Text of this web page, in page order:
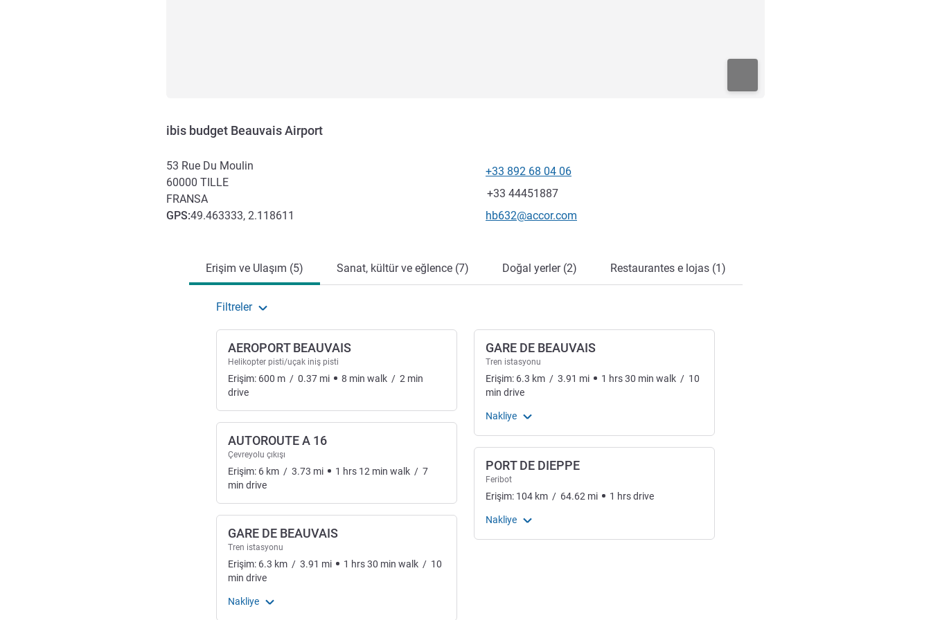
ibis budget Beauvais Airport
53 Rue Du Moulin
60000 TILLE
FRANSA
GPS:49.463333, 2.118611
Telefon
+33 892 68 04 06
Faks
+33 44451887
İletişim için e-posta
hb632@accor.com
Erişim ve Ulaşım (5) Sanat, kültür ve eğlence (7) Doğal yerler (2) Restaurantes e lojas (1)
Filtreler
AEROPORT BEAUVAIS
Helikopter pisti/uçak iniş pisti
Erişim: 600 m / 0.37 mi 8 min walk / 2 min
drive
AUTOROUTE A 16
Çevreyolu çıkışı
Erişim: 6 km / 3.73 mi 1 hrs 12 min walk / 7
min drive
GARE DE BEAUVAIS
Tren istasyonu
Erişim: 6.3 km / 3.91 mi 1 hrs30 min walk / 10
min drive
Nakliye
GARE DE BEAUVAIS
Tren istasyonu
Erişim: 6.3 km / 3.91 mi 1 hrs30 min walk / 10
min drive
Nakliye
PORT DE DIEPPE
Feribot
Erişim: 104 km / 64.62 mi 1 hrsdrive
Nakliye